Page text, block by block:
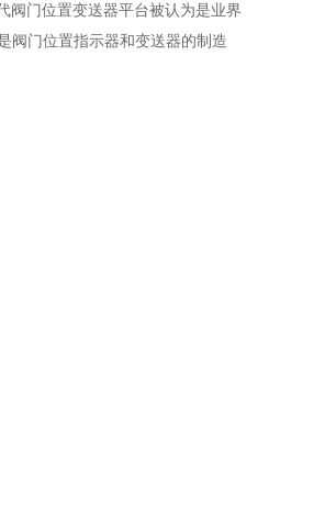
阀门位置变送器平台被认为是业界
阀门位置指示器和变送器的制造